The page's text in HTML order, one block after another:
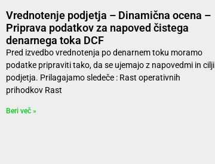
Vrednotenje podjetja – Dinamična ocena –
Priprava podatkov za napoved čistega
denarnega toka DCF
Pred izvedbo vrednotenja po denarnem toku moramo
podatke pripraviti tako, da se ujemajo z napovedmi in cilji
podjetja. Prilagajamo sledeče : Rast operativnih
prihodkov Rast
Beri več »